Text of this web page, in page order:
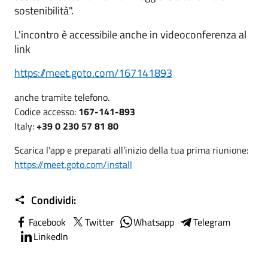
sostenibilità".
L'incontro è accessibile anche in videoconferenza al
link
https://meet.goto.com/167141893
anche tramite telefono.
Codice accesso: 167-141-893
Italy:+39 0 230 57 81 80
Scarica l’app e preparati all’inizio della tua prima riunione:
https://meet.goto.com/install
Condividi:
Facebook Twitter Whatsapp
Telegram
LinkedIn